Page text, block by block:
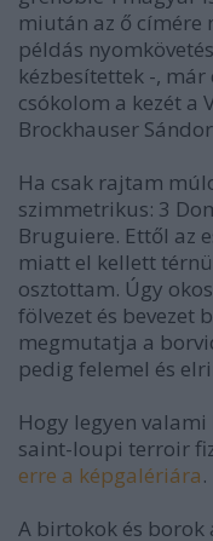
miután az ő
példás
kézbesítettek -,
csókolom a kezét a
Brockhauser
Ha csak rajtam
szimmetrikus: 3
Bruguiere. Ettől az
miatt el kellett
osztottam. Úgy
fölvezet és bevezet
megmutatja a
pedig felemel és
Hogy legyen
saint-loupi terroir
erre a képgalériára.
A birtokok és borok